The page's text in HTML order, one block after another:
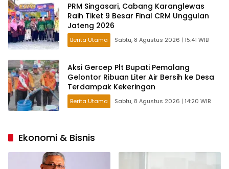
PRM Singasari, Cabang Karanglewas
Raih Tiket 9 Besar Final CRM Unggulan
Jateng 2026
Berita Utama Sabtu, 8 Agustus 2026 | 15:41 WIB
Aksi Gercep Plt Bupati Pemalang
Gelontor Ribuan Liter Air Bersih ke Desa
Terdampak Kekeringan
Berita Utama Sabtu, 8 Agustus 2026 | 14:20 WIB
Ekonomi & Bisnis